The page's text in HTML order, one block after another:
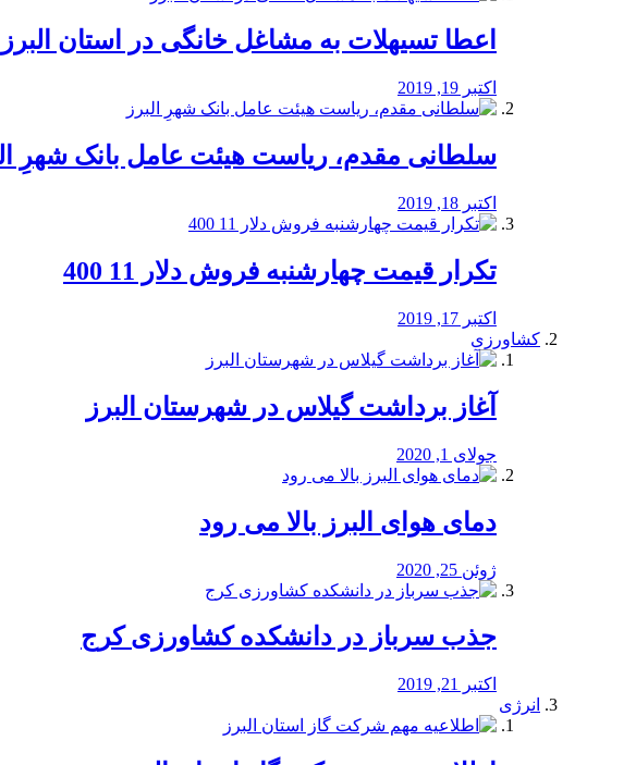
️اعطا تسیهلات به مشاغل خانگی در استان البرز
اکتبر 19, 2019
سلطانی مقدم، ریاست هیئت عامل بانک شهرِ
اکتبر 18, 2019
تکرار قیمت چهارشنبه فروش دلار 11 400
اکتبر 17, 2019
کشاورزی
آغاز برداشت گیلاس در شهرستان البرز
جولای 1, 2020
دمای هوای البرز بالا می رود
ژوئن 25, 2020
جذب سرباز در دانشکده کشاورزی کرج
اکتبر 21, 2019
انرژی